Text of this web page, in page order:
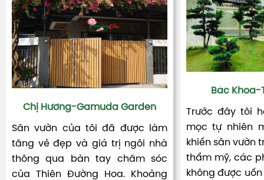
Chị Hương-Gamuda Garden
Sân vườn của tôi đã được làm
tăng vẻ đẹp và giá trị ngôi nhà
thông qua bàn tay chăm sóc
của Thiên Đường Hoa. Khoảng
Bác Khoa-
Trước đây tôi
mọc tự nhiên
khiến sân vườn
thẩm mỹ, các
không được